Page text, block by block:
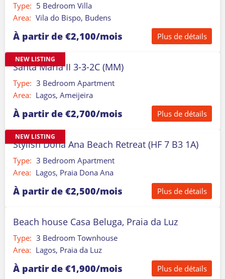
Type: 5 Bedroom Villa
Area: Vila do Bispo, Budens
À partir de €2,100/mois Plus de détails
NEW LISTING
Santa Maria II 3-3-2C (MM)
Type: 3 Bedroom Apartment
Area: Lagos, Ameijeira
À partir de €2,700/mois Plus de détails
NEW LISTING
Stylish Dona Ana Beach Retreat (HF 7 B3 1A)
Type: 3 Bedroom Apartment
Area: Lagos, Praia Dona Ana
À partir de €2,500/mois Plus de détails
Beach house Casa Beluga, Praia da Luz
Type: 3 Bedroom Townhouse
Area: Lagos, Praia da Luz
À partir de €1,900/mois Plus de détails